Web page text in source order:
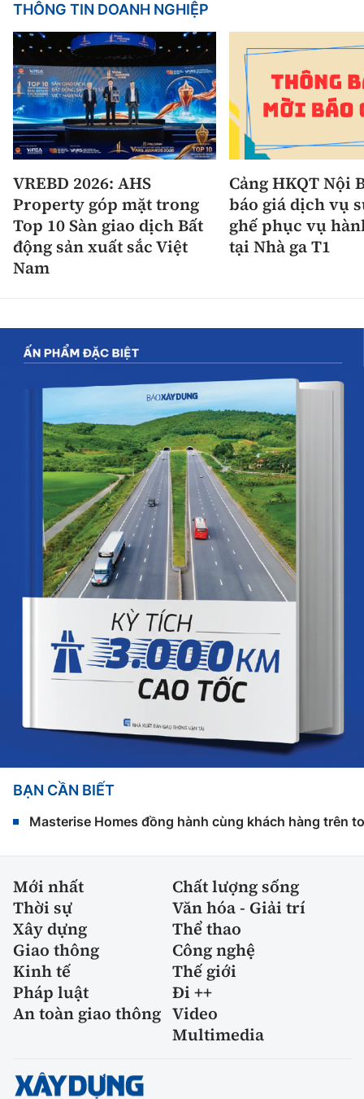
THÔNG TIN DOANH NGHIỆP
VREBD 2026: AHS
Property góp mặt trong
Top 10 Sàn giao dịch Bất
động sản xuất sắc Việt
Nam
Cảng HKQT Nội
báo giá dịch vụ
ghế phục vụ
tại Nhà ga T1
BẠN CẦN BIẾT
Masterise Homes đồng hành cùng khách hàng trên
Mới nhất
Chất lượng sống
Thời sự
Văn hóa - Giải trí
Xây dựng
Thể thao
Giao thông
Công nghệ
Kinh tế
Thế giới
Pháp luật
Đi ++
An toàn giao thông Video
Multimedia